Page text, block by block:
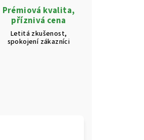
Prémiová kvalita,
příznivá cena
Letitá zkušenost,
spokojení zákazníci